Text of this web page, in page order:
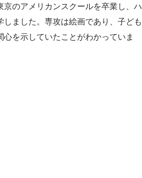
京のアメリカンスクールを卒業し、ハ
しました。専攻は絵画であり、子ども
を示していたことがわかっていま